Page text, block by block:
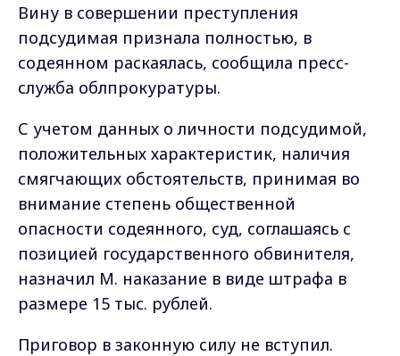
Вину в совершении преступления
подсудимая признала полностью, в
содеянном раскаялась, сообщила пресс-
служба облпрокуратуры.
С учетом данных о личности подсудимой,
положительных характеристик, наличия
смягчающих обстоятельств, принимая во
внимание степень общественной
опасности содеянного, суд, соглашаясь с
позицией государственного обвинителя,
назначил М. наказание в виде штрафа в
размере 15 тыс. рублей.
Приговор в законную силу не вступил.